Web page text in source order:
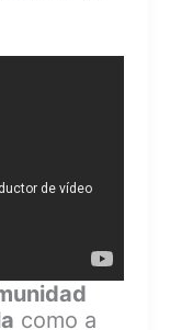
como a